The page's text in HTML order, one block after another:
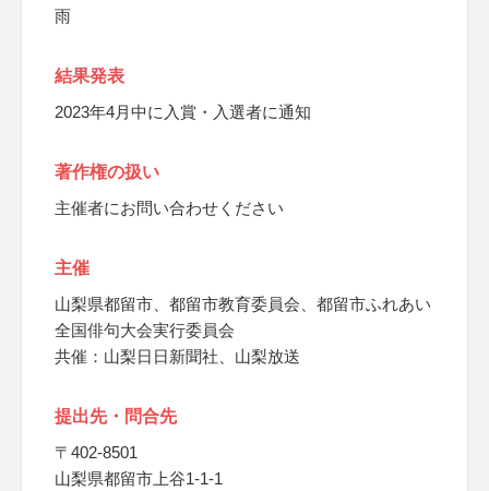
雨
結果発表
2023年4月中に入賞・入選者に通知
著作権の扱い
主催者にお問い合わせください
主催
山梨県都留市、都留市教育委員会、都留市ふれあい
全国俳句大会実行委員会
共催：山梨日日新聞社、山梨放送
提出先・問合先
〒402-8501
山梨県都留市上谷1-1-1